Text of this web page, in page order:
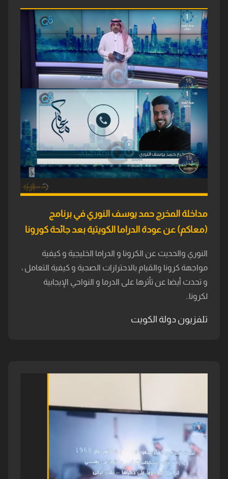
مداخلة المخرج حمد يوسف النوري في برنامج
(معاكم) عن عودة الدراما الكويتية بعد جائحة كورونا
النوري والحديث عن الكرونا و الدراما الخليجية و كيفية
مواجهة كرونا والقيام بالاحترازات الصحية و كيفية التعامل ،
و تحدث أيضا عن تأثرها على الدرما و النواحي الإيجابية
لكرونا..
تلفزيون دولة الكويت